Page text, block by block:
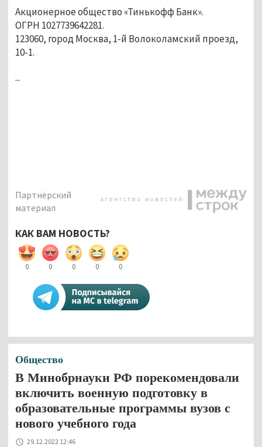
Акционерное общество «Тинькофф Банк».
ОГРН 1027739642281.
123060, город Москва, 1-й Волоколамский проезд,
10-1.
...
Партнёрский
материал
КАК ВАМ НОВОСТЬ?
0 0 0 0 0
Общество
В Минобрнауки РФ порекомендовали
включить военную подготовку в
образовательные программы вузов с
нового учебного года
29.12.2022 12:46